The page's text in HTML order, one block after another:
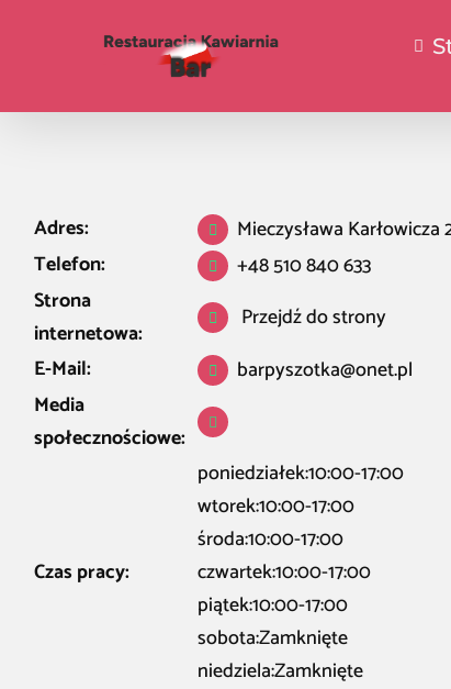
Adres:
Mieczysława
Telefon:
+48 510 840 633
Strona
internetowa:
Przejdź do strony
E-Mail:
barpyszotka@onet.pl
Media
społecznościowe:
Czas pracy:
poniedziałek:10:00-17:00
wtorek:10:00-17:00
środa:10:00-17:00
czwartek:10:00-17:00
piątek:10:00-17:00
sobota:Zamknięte
niedziela:Zamknięte